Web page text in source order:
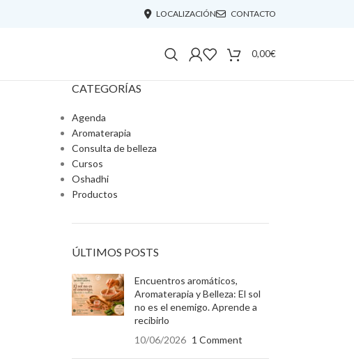
LOCALIZACIÓN CONTACTO
0,00€
CATEGORÍAS
Agenda
Aromaterapia
Consulta de belleza
Cursos
Oshadhi
Productos
ÚLTIMOS POSTS
Encuentros aromáticos,
Aromaterapia y Belleza: El sol
no es el enemigo. Aprende a
recibirlo
10/06/2026 1 Comment